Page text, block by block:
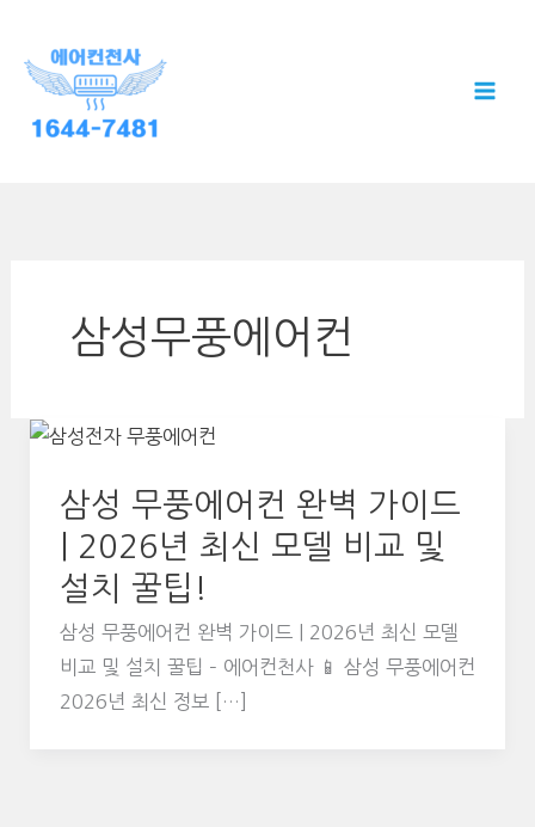
삼성무풍에어컨
삼성 무풍에어컨 완벽 가이드
| 2026년 최신 모델 비교 및
설치 꿀팁!
삼성 무풍에어컨 완벽 가이드 | 2026년 최신 모델
비교 및 설치 꿀팁 – 에어컨천사 📱 삼성 무풍에어컨
2026년 최신 정보 […]